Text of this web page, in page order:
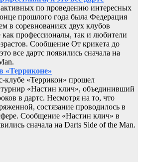
по проведению интересных
прошлого года была Федерация
в соревнованиях двух клубов
как профессионалы, так и любители
Сообщение От крикета до
все дартс появились сначала на
«Терриконе»
клубе «Террикон» прошел
«Настин клич», объединивший
в дартс. Несмотря на то, что
состязание проводилось в
Сообщение «Настин клич» в
сначала на Darts Side of the Man.